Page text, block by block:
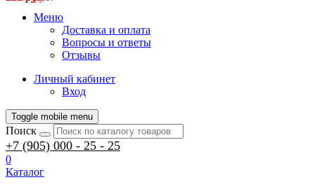
Меню
Доставка и оплата
Вопросы и ответы
Отзывы
Личный кабинет
Вход
Toggle mobile menu
Поиск
+7 (905) 000 - 25 - 25
0
Каталог